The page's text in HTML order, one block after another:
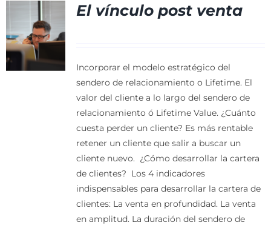
El vínculo post venta
Incorporar el modelo estratégico del
sendero de relacionamiento o Lifetime. El
valor del cliente a lo largo del sendero de
relacionamiento ó Lifetime Value. ¿Cuánto
cuesta perder un cliente? Es más rentable
retener un cliente que salir a buscar un
cliente nuevo. ¿Cómo desarrollar la cartera
de clientes? Los 4 indicadores
indispensables para desarrollar la cartera de
clientes: La venta en profundidad. La venta
en amplitud. La duración del sendero de